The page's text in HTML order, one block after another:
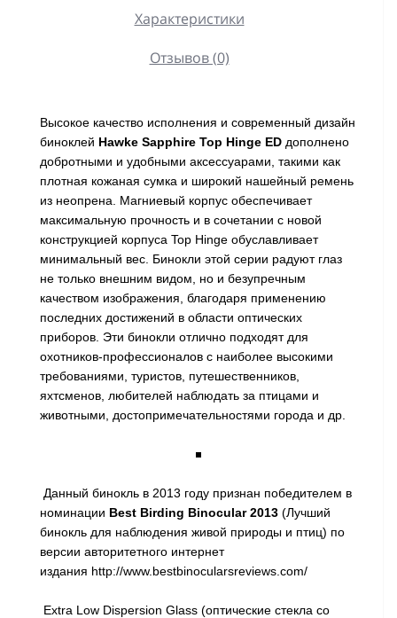
Характеристики
Отзывов (0)
Высокое качество исполнения и современный дизайн
биноклей Hawke Sapphire Top Hinge ED дополнено
добротными и удобными аксессуарами, такими как
плотная кожаная сумка и широкий нашейный ремень
из неопрена. Магниевый корпус обеспечивает
максимальную прочность и в сочетании с новой
конструкцией корпуса Top Hinge обуславливает
минимальный вес. Бинокли этой серии радуют глаз
не только внешним видом, но и безупречным
качеством изображения, благодаря применению
последних достижений в области оптических
приборов. Эти бинокли отлично подходят для
охотников-профессионалов с наиболее высокими
требованиями, туристов, путешественников,
яхтсменов, любителей наблюдать за птицами и
животными, достопримечательностями города и др.
Данный бинокль в 2013 году признан победителем в
номинации Best Birding Binocular 2013 (Лучший
бинокль для наблюдения живой природы и птиц) по
версии авторитетного интернет
издания http://www.bestbinocularsreviews.com/
Extra Low Dispersion Glass (оптические стекла со